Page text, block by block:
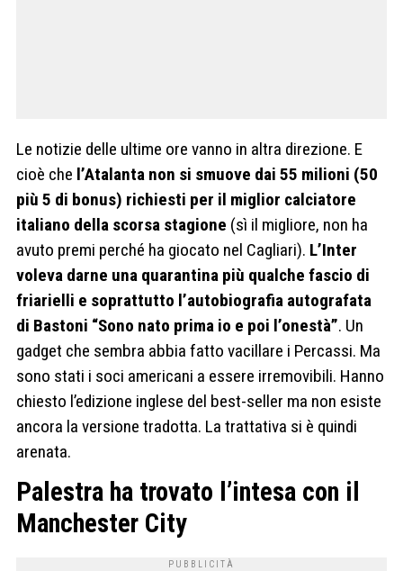
Le notizie delle ultime ore vanno in altra direzione. E
cioè che l’Atalanta non si smuove dai 55 milioni (50
più 5 di bonus) richiesti per il miglior calciatore
italiano della scorsa stagione (sì il migliore, non ha
avuto premi perché ha giocato nel Cagliari). L’Inter
voleva darne una quarantina più qualche fascio di
friarielli e soprattutto l’autobiografia autografata
di Bastoni “Sono nato prima io e poi l’onestà”. Un
gadget che sembra abbia fatto vacillare i Percassi. Ma
sono stati i soci americani a essere irremovibili. Hanno
chiesto l’edizione inglese del best-seller ma non esiste
ancora la versione tradotta. La trattativa si è quindi
arenata.
Palestra ha trovato l’intesa con il
Manchester City